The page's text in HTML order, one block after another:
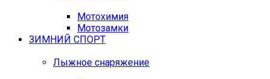
Мотохимия
Мотозамки
ЗИМНИЙ СПОРТ
Лыжное снаряжение